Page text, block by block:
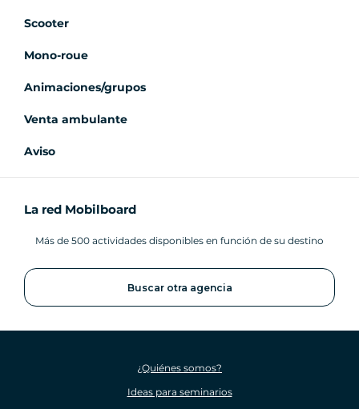
Scooter
Mono-roue
Animaciones/grupos
Venta ambulante
Aviso
La red Mobilboard
Más de 500 actividades disponibles en función de su destino
Buscar otra agencia
¿Quiénes somos?
Ideas para seminarios